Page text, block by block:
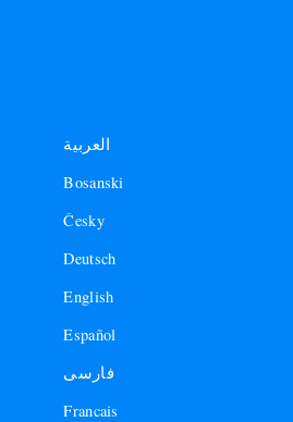
العربية
Bosanski
Česky
Deutsch
English
Español
فارسی
Francais